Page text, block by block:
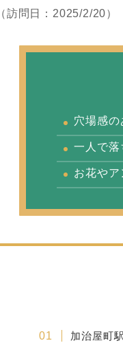
（訪問日：2025/2/20）
穴場感の
一人 で落
お花や
加治屋町